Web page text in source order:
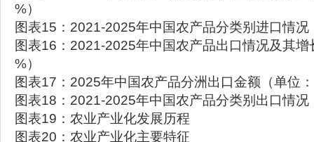
%）
图表15：2021-2025年中国农产品分类别进口情况
图表16：2021-2025年中国农产品出口情况及其
%）
图表17：2025年中国农产品分洲出口金额（单位
图表18：2021-2025年中国农产品分类别出口情况
图表19：农业产业化发展历程
图表20：农业产业化主要特征